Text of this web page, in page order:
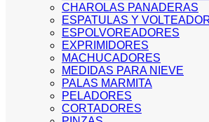
CHAROLAS PANADERAS
ESPATULAS Y
ESPOLVOREADORES
EXPRIMIDORES
MACHUCADORES
MEDIDAS PARA NIEVE
PALAS MARMITA
PELADORES
CORTADORES